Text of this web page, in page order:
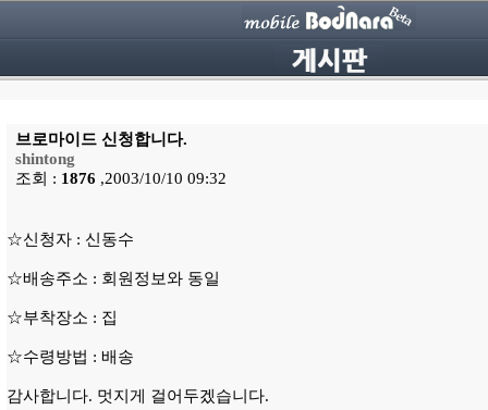
브로마이드 신청합니다.
shintong
조회 : 1876 ,2003/10/10 09:32
☆신청자 : 신동수
☆배송주소 : 회원정보와 동일
☆부착장소 : 집
☆수령방법 : 배송
감사합니다. 멋지게 걸어두겠습니다.